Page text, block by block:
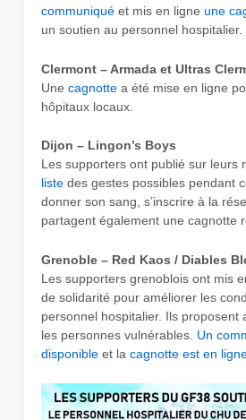
communiqué et mis en ligne une
un soutien au personnel hospitalier.
Clermont – Armada et Ultras
Une cagnotte a été mise en ligne
hôpitaux locaux.
Dijon – Lingon’s Boys
Les supporters ont publié sur leurs
liste des gestes possibles pendant
donner son sang, s’inscrire à la
partagent également une cagnotte
Grenoble – Red Kaos / Diables
Les supporters grenoblois ont mis
de solidarité pour améliorer les
personnel hospitalier. Ils proposent
les personnes vulnérables. Un
disponible et la cagnotte est en